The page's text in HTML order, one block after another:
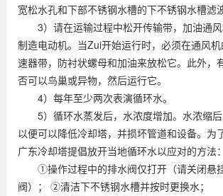
宽松水孔和下部不锈钢水槽的下不锈钢水槽滤
3）请在运输过程中松开传输带，加油通风
制造电动机。当Zui开始运行时，必须在通风
速器带，防衬状螺母和加油来放松它。此外，
否可以鸟巢或异物，然后运行它。
4）每年至少两次表演循环水。
5）循环水蒸发后，水浓度增加。水浓缩后
以便可以降低冷却塔，并损坏管道和设备。为
广东冷却塔提倡放开当地循环水以应对的方法：
①操作过程中的排水阀仅打开（请关闭悬
阀）； ②清洁下不锈钢水槽并按时更换水；